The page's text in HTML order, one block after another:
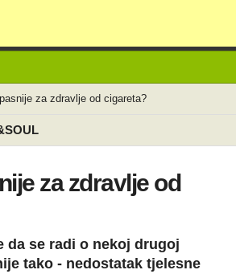
za zdravlje od cigareta?
za zdravlje od
da se radi o nekoj drugoj
tako - nedostatak tjelesne